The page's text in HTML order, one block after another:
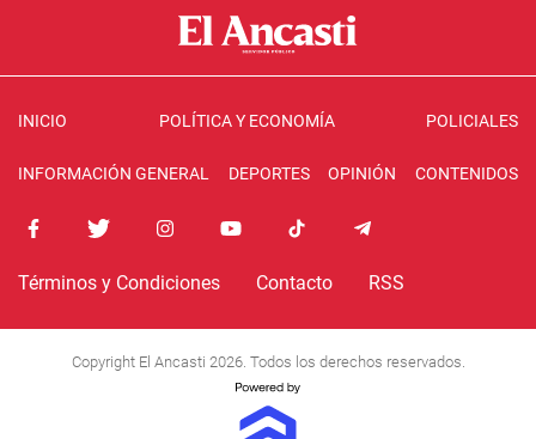
INICIO POLÍTICA Y ECONOMÍA POLICIALES
INFORMACIÓN GENERAL DEPORTES OPINIÓN CONTENIDOS
Términos y Condiciones Contacto RSS
Copyright El Ancasti 2026. Todos los derechos reservados.